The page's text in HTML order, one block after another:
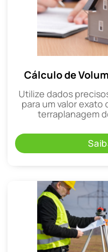
Cálculo de
Utilize dados
para um valor exato
terraplanagem